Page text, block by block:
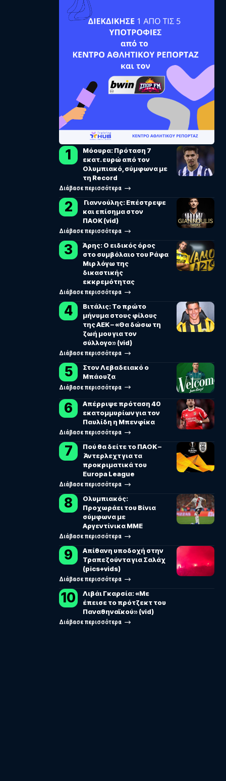
Μόουρα: Πρόταση 7
εκατ. ευρώ από τον
Ολυμπιακό, σύμφωνα με
τη Record
Διάβασε περισσότερα
Γιαννούλης: Επέστρεψε
και επίσημα στον
ΠΑΟΚ (vid)
Διάβασε περισσότερα
Άρης: Ο ειδικός όρος
στο συμβόλαιο του Ράφα
Μιρ λόγω της
δικαστικής
εκκρεμότητας
Διάβασε περισσότερα
Βιτάλις: Το πρώτο
μήνυμα στους φίλους
της ΑΕΚ – «Θα δώσω τη
ζωή μου για τον
σύλλογο» (vid)
Διάβασε περισσότερα
Στον Λεβαδειακό ο
Μπάουζα
Διάβασε περισσότερα
Απέρριψε πρόταση 40
εκατομμυρίων για τον
Παυλίδη η Μπενφίκα
Διάβασε περισσότερα
Πού θα δείτε το ΠΑΟΚ –
Άντερλεχτ για τα
προκριματικά του
Europa League
Διάβασε περισσότερα
Ολυμπιακός:
Προχωράει του Βίνια
σύμφωνα με
Αργεντίνικα ΜΜΕ
Διάβασε περισσότερα
Απίθανη υποδοχή στην
Τραπεζούντα για Σαλάχ
(pics+vids)
Διάβασε περισσότερα
Λιβάι Γκαρσία: «Με
έπεισε το πρότζεκτ του
Παναθηναϊκού» (vid)
Διάβασε περισσότερα